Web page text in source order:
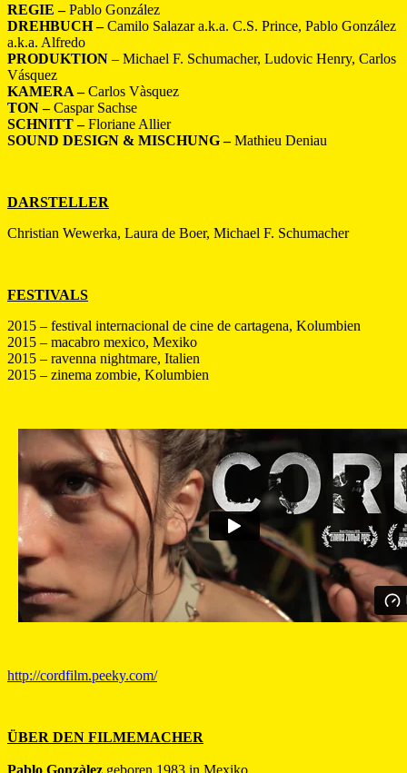
REGIE –Pablo González
DREHBUCH –Camilo Salazar a.k.a. C.S. Prince, Pablo González
a.k.a. Alfredo
PRODUKTION – Michael F. Schumacher, Ludovic Henry, Carlos
Vásquez
KAMERA –Carlos Vàsquez
TON –Caspar Sachse
SCHNITT –Floriane Allier
SOUND DESIGN & MISCHUNG –Mathieu Deniau
DARSTELLER
Christian Wewerka, Laura de Boer, Michael F. Schumacher
FESTIVALS
2015 – festival internacional de cine de cartagena, Kolumbien
2015 – macabro mexico, Mexiko
2015 – ravenna nightmare, Italien
2015 – zinema zombie, Kolumbien
http://cordfilm.peeky.com/
ÜBER DEN FILMEMACHER
Pablo Gonzàlez geboren 1983 in Mexiko